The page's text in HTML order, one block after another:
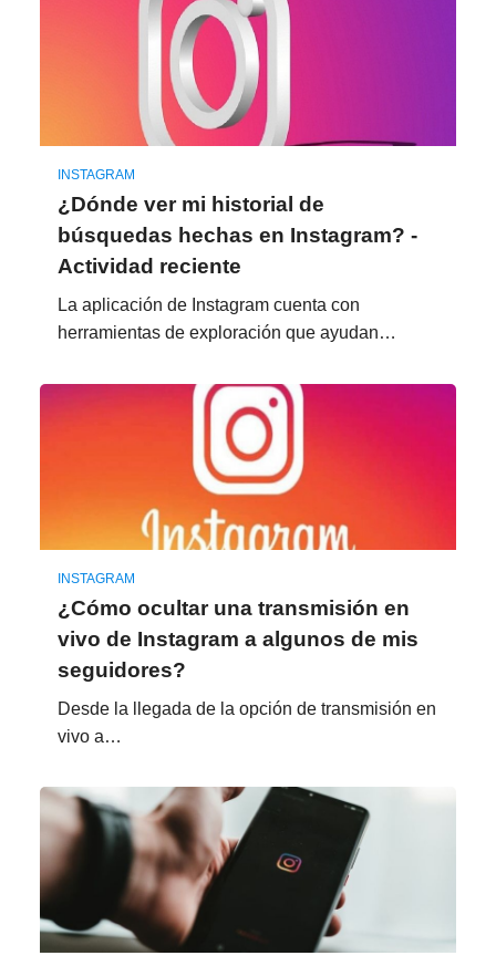
INSTAGRAM
¿Dónde ver mi historial de
búsquedas hechas en Instagram? -
Actividad reciente
La aplicación de Instagram cuenta con
herramientas de exploración que ayudan…
INSTAGRAM
¿Cómo ocultar una transmisión en
vivo de Instagram a algunos de mis
seguidores?
Desde la llegada de la opción de transmisión en
vivo a…